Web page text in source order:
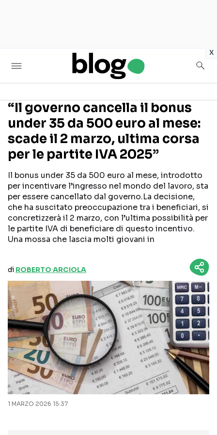
x
Seguici sui social
“Il governo cancella il bonus
under 35 da 500 euro al mese:
scade il 2 marzo, ultima corsa
per le partite IVA 2025”
Il bonus under 35 da 500 euro al mese, introdotto
per incentivare l’ingresso nel mondo del lavoro, sta
per essere cancellato dal governo.La decisione,
che ha suscitato preoccupazione tra i beneficiari, si
concretizzerà il 2 marzo, con l’ultima possibilità per
le partite IVA di beneficiare di questo incentivo.
Una mossa che lascia molti giovani in
di ROBERTO ARCIOLA
1 MARZO 2026 15:37